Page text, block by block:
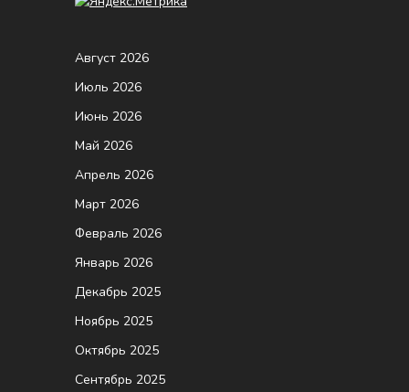
Август 2026
Июль 2026
Июнь 2026
Май 2026
Апрель 2026
Март 2026
Февраль 2026
Январь 2026
Декабрь 2025
Ноябрь 2025
Октябрь 2025
Сентябрь 2025